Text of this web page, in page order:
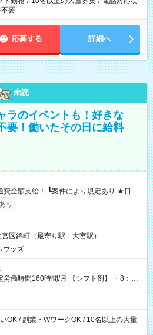
要
応募する 詳細へ
未読
ラのイベントも！好きな
要！働いたその日に給料
┗働いたその日に現金GET♪ お仕事後はコ
引き落とせます！ 【試用期間】試
り
区錦町（最寄り駅：大宮駅）
ウッズ
時間/月 【シフト例】 ・8：00
OK / 副業・WワークOK / 10名以上の大量